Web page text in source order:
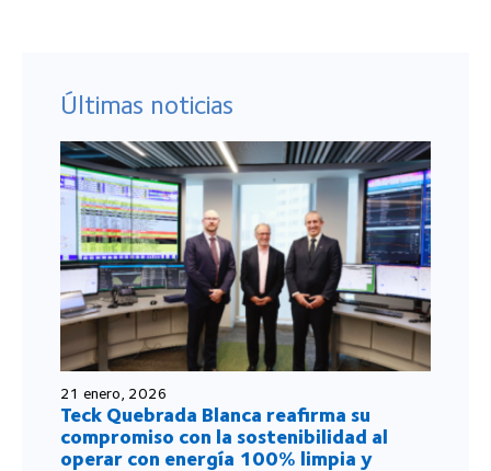
Últimas noticias
21 enero, 2026
Teck Quebrada Blanca reafirma su
compromiso con la sostenibilidad al
operar con energía 100% limpia y